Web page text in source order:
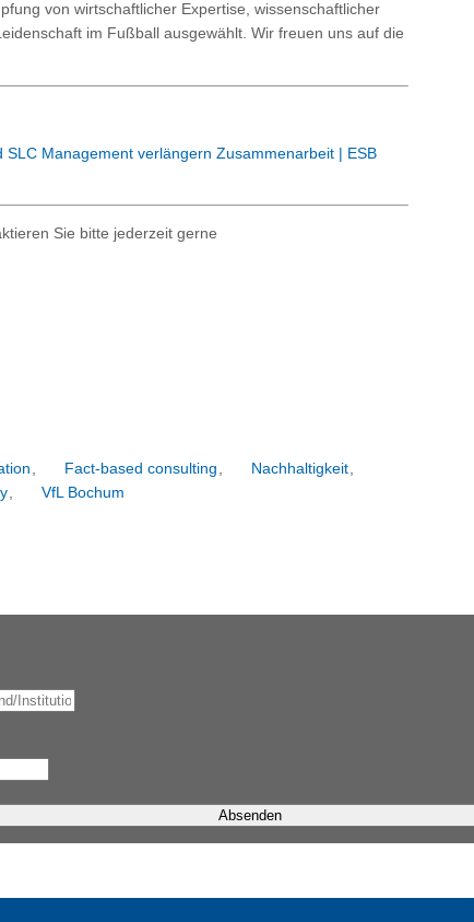
von wirtschaftlicher Expertise, wissenschaftlicher
im Fußball ausgewählt. Wir freuen uns auf die
SLC Management verlängern Zusammenarbeit | ESB
Sie bitte jederzeit gerne
Fact-based consulting Nachhaltigkeit
VfL Bochum